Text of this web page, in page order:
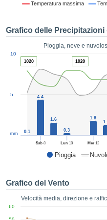
o
per
senza
clic sul
ACCETTA
CONTINUA
Temperatura massima
Grafico delle
Pioggia, neve e
Pioggia
Sab8 Lun 10 Mer12
5
10
mm 0.1
4.4
1.6
0.3
1.8
1020 1020
Grafico del Vento
Velocità media, direzione e
60